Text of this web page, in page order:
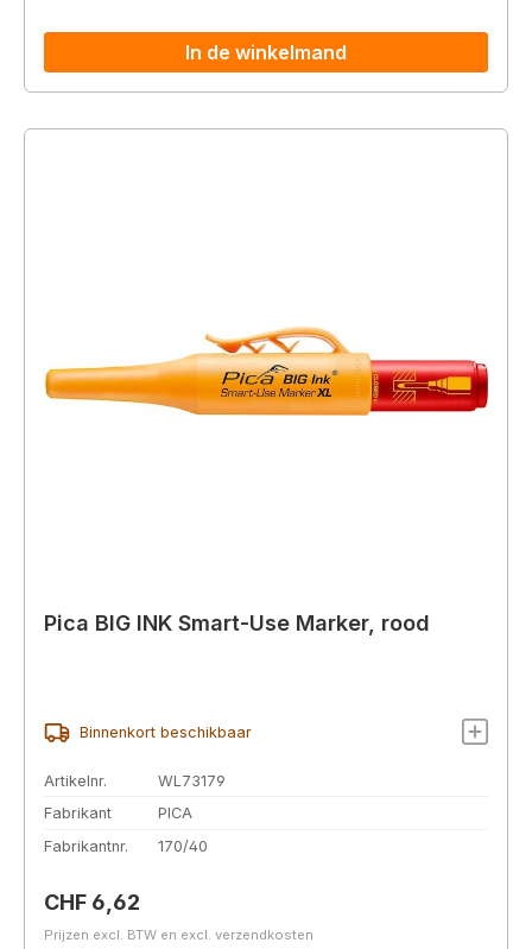
In de winkelmand
Pica BIG INK Smart-Use Marker, rood
Binnenkort beschikbaar
Artikelnr.
WL73179
Fabrikant
PICA
Fabrikantnr.
170/40
Normale prijs:
CHF 6,62
Prijzen excl. BTW en excl. verzendkosten